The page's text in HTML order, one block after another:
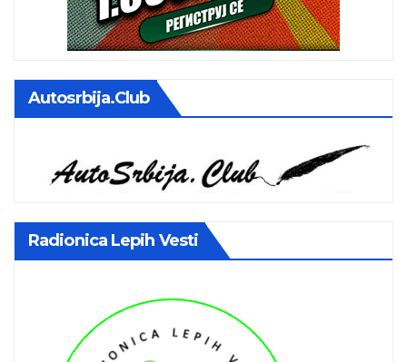
Autosrbija.club
Radionica Lepih Vesti